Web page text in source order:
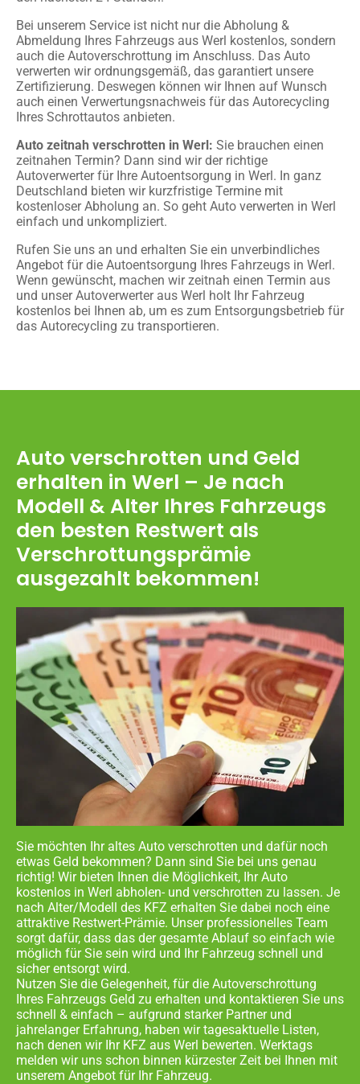
Bei unserem Service ist nicht nur die Abholung &
Abmeldung Ihres Fahrzeugs aus Werl kostenlos, sondern
auch die Autoverschrottung im Anschluss. Das Auto
verwerten wir ordnungsgemäß, das garantiert unsere
Zertifizierung. Deswegen können wir Ihnen auf Wunsch
auch einen Verwertungsnachweis für das Autorecycling
Ihres Schrottautos anbieten.
Auto zeitnah verschrotten in Werl: Sie brauchen einen
zeitnahen Termin? Dann sind wir der richtige
Autoverwerter für Ihre Autoentsorgung in Werl. In ganz
Deutschland bieten wir kurzfristige Termine mit
kostenloser Abholung an. So geht Auto verwerten in Werl
einfach und unkompliziert.
Rufen Sie uns an und erhalten Sie ein unverbindliches
Angebot für die Autoentsorgung Ihres Fahrzeugs in Werl.
Wenn gewünscht, machen wir zeitnah einen Termin aus
und unser Autoverwerter aus Werl holt Ihr Fahrzeug
kostenlos bei Ihnen ab, um es zum Entsorgungsbetrieb für
das Autorecycling zu transportieren.
Auto verschrotten und Geld
erhalten in Werl – Je nach
Modell & Alter Ihres Fahrzeugs
den besten Restwert als
Verschrottungsprämie
ausgezahlt bekommen!
Sie möchten Ihr altes Auto verschrotten und dafür noch
etwas Geld bekommen? Dann sind Sie bei uns genau
richtig! Wir bieten Ihnen die Möglichkeit, Ihr Auto
kostenlos in Werl abholen- und verschrotten zu lassen. Je
nach Alter/Modell des KFZ erhalten Sie dabei noch eine
attraktive Restwert-Prämie. Unser professionelles Team
sorgt dafür, dass das der gesamte Ablauf so einfach wie
möglich für Sie sein wird und Ihr Fahrzeug schnell und
sicher entsorgt wird.
Nutzen Sie die Gelegenheit, für die Autoverschrottung
Ihres Fahrzeugs Geld zu erhalten und kontaktieren Sie uns
schnell & einfach – aufgrund starker Partner und
jahrelanger Erfahrung, haben wir tagesaktuelle Listen,
nach denen wir Ihr KFZ aus Werl bewerten. Werktags
melden wir uns schon binnen kürzester Zeit bei Ihnen mit
unserem Angebot für Ihr Fahrzeug.